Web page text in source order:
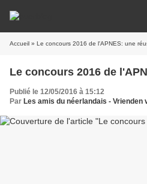
Accueil » Le concours 2016 de l'APNES: une
Le concours 2016 de
Publié le 12/05/2016 à 15:12
Par Les amis du néerlandais - Vrienden